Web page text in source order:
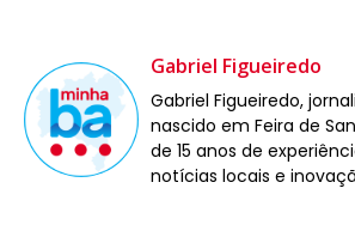
Gabriel Figueiredo
Gabriel Figueiredo,
nascido em Feira de
de 15 anos de
notícias locais e